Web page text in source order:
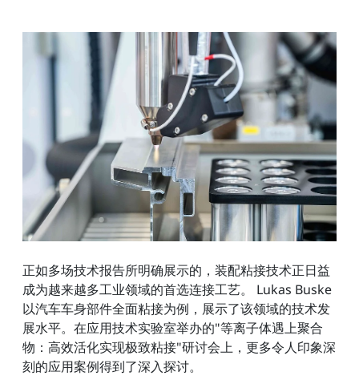
正如多场技术报告所明确展示的，装配粘接技术正日益
成为越来越多工业领域的首选连接工艺。 Lukas Buske
以汽车车身部件全面粘接为例，展示了该领域的技术发
展水平。在应用技术实验室举办的"等离子体遇上聚合
物：高效活化实现极致粘接"研讨会上，更多令人印象深
刻的应用案例得到了深入探讨。